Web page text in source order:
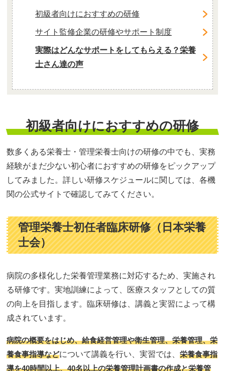
初級者向けにおすすめの研修
サイト監修企業の研修やサポート制度
実際はどんなサポートをしてもらえる？栄養
士さん達の声
初級者向けにおすすめの研修
数多くある栄養士・管理栄養士向けの研修の中でも、実務
経験がまだ少ない初心者におすすめの研修をピックアップ
してみました。詳しい研修スケジュールに関しては、各機
関の公式サイトで確認してみてください。
管理栄養士初任者臨床研修（日本栄養
士会）
病院の多様化した栄養管理業務に対応するため、実施され
る研修です。実地訓練によって、医療スタッフとしての質
の向上を目指します。臨床研修は、講義と実習によって構
成されています。
病院の概要をはじめ、給食経営管理や衛生管理、栄養管理、栄
養食事指導などについて講義を行い、実習では、栄養食事指
導を40時間以上、40名以上の栄養管理計画書の作成と栄養管